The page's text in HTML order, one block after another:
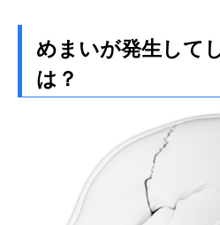
めまいが発生して
は？